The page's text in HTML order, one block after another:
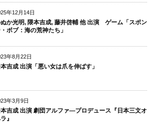
年12月14日
か光明, 隈本吉成, 藤井啓輔 他 出演 ゲーム「スポン
ボブ：海の荒神たち」
年8月22日
吉成 出演「悪い女は爪を伸ばす」
年3月9日
本吉成 出演 劇団アルファ―プロデュース『日本三文オ
』